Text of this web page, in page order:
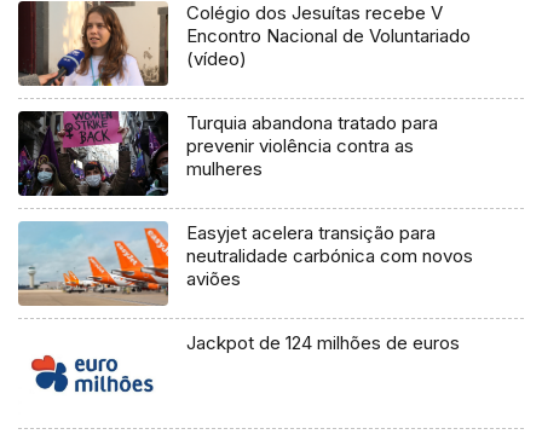
Colégio dos Jesuítas recebe V
Encontro Nacional de Voluntariado
(vídeo)
Turquia abandona tratado para
prevenir violência contra as
mulheres
Easyjet acelera transição para
neutralidade carbónica com novos
aviões
Jackpot de 124 milhões de euros